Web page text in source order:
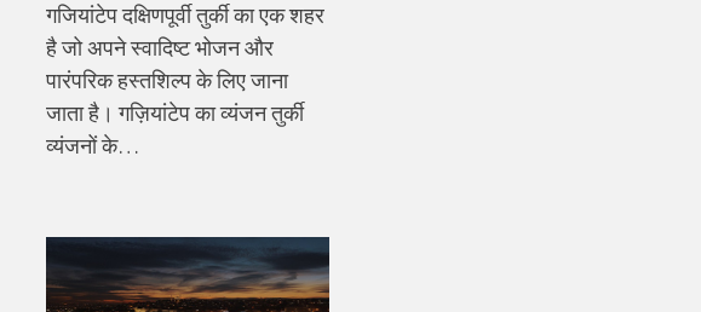
गजियांटेप दक्षिणपूर्वी तुर्की का एक शहर
है जो अपने स्वादिष्ट भोजन और
पारंपरिक हस्तशिल्प के लिए जाना
जाता है। गज़ियांटेप का व्यंजन तुर्की
व्यंजनों के…